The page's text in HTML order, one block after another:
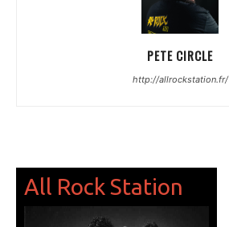
PETE CIRCLE
http://allrockstation.fr/